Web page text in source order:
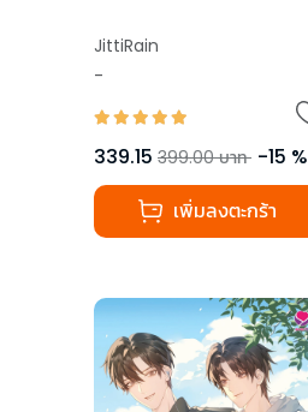
JittiRain
-
339.15 399.00 บาท -15 %
เพิ่มลงตะกร้า